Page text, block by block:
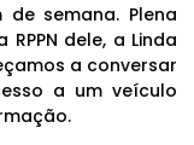
de semana. Plena
dele, a Linda
a conversar
a um veículo